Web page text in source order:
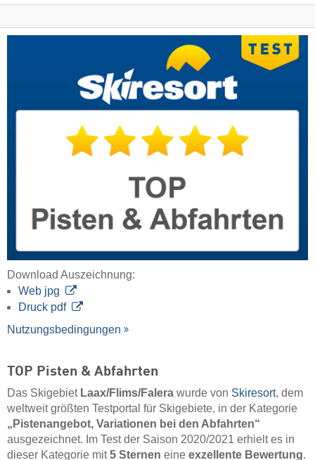
Download Auszeichnung:
Web jpg
Druck pdf
Nutzungsbedingungen
TOP Pisten & Abfahrten
Das Skigebiet Laax/​Flims/​Falera wurde von Skiresort, dem
weltweit größten Testportal für Skigebiete, in der Kategorie
„Pistenangebot, Variationen bei den Abfahrten“
ausgezeichnet. Im Test der Saison 2020/2021 erhielt es in
dieser Kategorie mit5 Sternen eine exzellente Bewertung.